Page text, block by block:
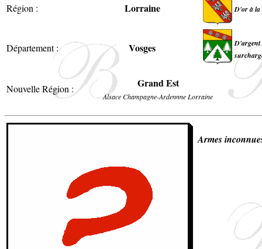
Région : Lorraine D'or à la
Département : Vosges
Nouvelle Région : Grand Est
Alsace Champagne-Ardennne Lorraine
Armes